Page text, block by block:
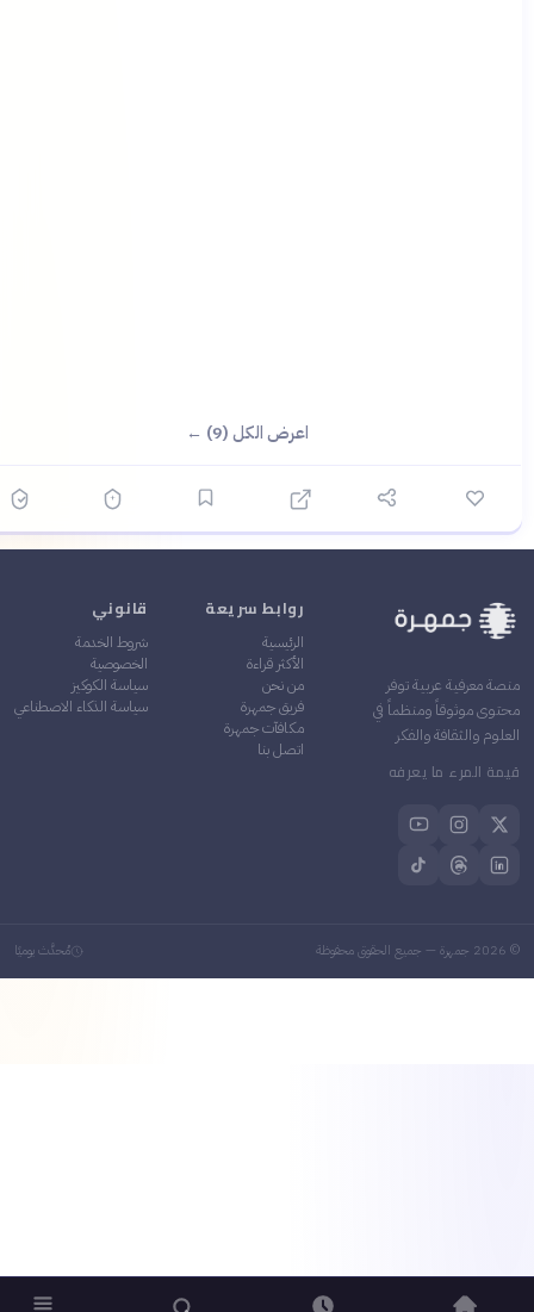
اعرض الكل (9) ←
معرفية عربية توفر
موثوقاً ومنظماً في
والثقافة والفكر
المرء ما يعرفه
روابط سريعة
الرئيسية
الأكثر قراءة
من نحن
فريق جمهرة
مكافآت جمهرة
اتصل بنا
قانوني
شروط الخدمة
الخصوصية
سياسة الكوكيز
سياسة الذكاء الاصطناعي
2026جمهرة — جميع الحقوق محفوظة مُحدَّث يوميًا